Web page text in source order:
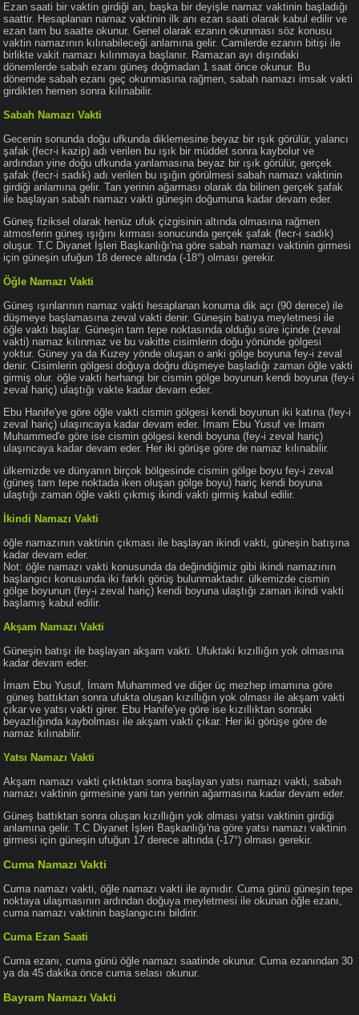
Ezan saati bir vaktin girdiği an, başka bir deyişle namaz vaktinin başladığı
saattir. Hesaplanan namaz vaktinin ilk anı ezan saati olarak kabul edilir ve
ezan tam bu saatte okunur. Genel olarak ezanın okunması söz konusu
vaktin namazının kılınabileceği anlamına gelir. Camilerde ezanın bitişi ile
birlikte vakit namazı kılınmaya başlanır. Ramazan ayı dışındaki
dönemlerde sabah ezanı güneş doğmadan 1 saat önce okunur. Bu
dönemde sabah ezanı geç okunmasına rağmen, sabah namazı imsak vakti
girdikten hemen sonra kılınabilir.
Sabah Namazı Vakti
Gecenin sonunda doğu ufkunda diklemesine beyaz bir ışık görülür, yalancı
şafak (fecr-i kazip) adı verilen bu ışık bir müddet sonra kaybolur ve
ardından yine doğu ufkunda yanlamasına beyaz bir ışık görülür, gerçek
şafak (fecr-i sadık) adı verilen bu ışığın görülmesi sabah namazı vaktinin
girdiği anlamına gelir. Tan yerinin ağarması olarak da bilinen gerçek şafak
ile başlayan sabah namazı vakti güneşin doğumuna kadar devam eder.
Güneş fiziksel olarak henüz ufuk çizgisinin altında olmasına rağmen
atmosferin güneş ışığını kırması sonucunda gerçek şafak (fecr-i sadık)
oluşur. T.C Diyanet İşleri Başkanlığı'na göre sabah namazı vaktinin girmesi
için güneşin ufuğun 18 derece altında (-18°) olması gerekir.
Öğle Namazı Vakti
Güneş ışınlarının namaz vakti hesaplanan konuma dik açı (90 derece) ile
düşmeye başlamasına zeval vakti denir. Güneşin batıya meyletmesi ile
öğle vakti başlar. Güneşin tam tepe noktasında olduğu süre içinde (zeval
vakti) namaz kılınmaz ve bu vakitte cisimlerin doğu yönünde gölgesi
yoktur. Güney ya da Kuzey yönde oluşan o anki gölge boyuna fey-i zeval
denir. Cisimlerin gölgesi doğuya doğru düşmeye başladığı zaman öğle vakti
girmiş olur. öğle vakti herhangi bir cismin gölge boyunun kendi boyuna (fey-i
zeval hariç) ulaştığı vakte kadar devam eder.
Ebu Hanife'ye göre öğle vakti cismin gölgesi kendi boyunun iki katına (fey-i
zeval hariç) ulaşıncaya kadar devam eder. İmam Ebu Yusuf ve İmam
Muhammed'e göre ise cismin gölgesi kendi boyuna (fey-i zeval hariç)
ulaşıncaya kadar devam eder. Her iki görüşe göre de namaz kılınabilir.
ülkemizde ve dünyanın birçok bölgesinde cismin gölge boyu fey-i zeval
(güneş tam tepe noktada iken oluşan gölge boyu) hariç kendi boyuna
ulaştığı zaman öğle vakti çıkmış ikindi vakti girmiş kabul edilir.
İkindi Namazı Vakti
öğle namazının vaktinin çıkması ile başlayan ikindi vakti, güneşin batışına
kadar devam eder.
Not: öğle namazı vakti konusunda da değindiğimiz gibi ikindi namazının
başlangıcı konusunda iki farklı görüş bulunmaktadır. ülkemizde cismin
gölge boyunun (fey-i zeval hariç) kendi boyuna ulaştığı zaman ikindi vakti
başlamış kabul edilir.
Akşam Namazı Vakti
Güneşin batışı ile başlayan akşam vakti. Ufuktaki kızıllığın yok olmasına
kadar devam eder.
İmam Ebu Yusuf, İmam Muhammed ve diğer üç mezhep imamına göre
güneş battıktan sonra ufukta oluşan kızıllığın yok olması ile akşam vakti
çıkar ve yatsı vakti girer. Ebu Hanife'ye göre ise kızıllıktan sonraki
beyazlığında kaybolması ile akşam vakti çıkar. Her iki görüşe göre de
namaz kılınabilir.
Yatsı Namazı Vakti
Akşam namazı vakti çıktıktan sonra başlayan yatsı namazı vakti, sabah
namazı vaktinin girmesine yani tan yerinin ağarmasına kadar devam eder.
Güneş battıktan sonra oluşan kızıllığın yok olması yatsı vaktinin girdiği
anlamına gelir. T.C Diyanet İşleri Başkanlığı'na göre yatsı namazı vaktinin
girmesi için güneşin ufuğun 17 derece altında (-17°) olması gerekir.
Cuma Namazı Vakti
Cuma namazı vakti, öğle namazı vakti ile aynıdır. Cuma günü güneşin tepe
noktaya ulaşmasının ardından doğuya meyletmesi ile okunan öğle ezanı,
cuma namazı vaktinin başlangıcını bildirir.
Cuma Ezan Saati
Cuma ezanı, cuma günü öğle namazı saatinde okunur. Cuma ezanından 30
ya da 45 dakika önce cuma selası okunur.
Bayram Namazı Vakti